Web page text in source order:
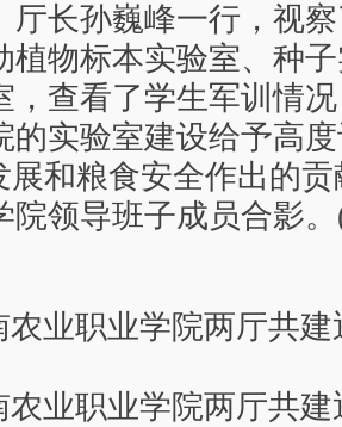
厅长孙巍峰一行，视
植物标本实验室、种
，查看了学生军训情
的实验室建设给予高
展和粮食安全作出的
院领导班子成员合影